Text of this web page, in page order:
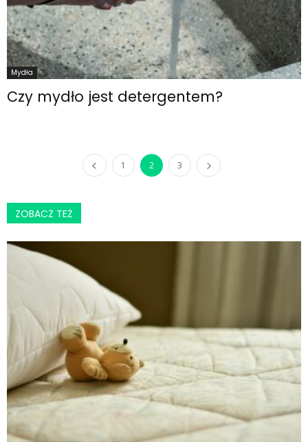
Mydła
Czy mydło jest detergentem?
1 2 3
ZOBACZ TEŻ